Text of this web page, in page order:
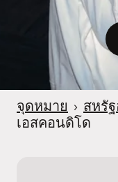
จุดหมาย › สหรัฐ
เอสคอนดิโด